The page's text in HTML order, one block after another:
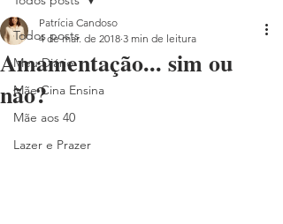
Todos posts
Meu Diário
Mãe Cina Ensina
Mãe aos 40
Lazer e Prazer
Amamentação... sim ou
não?
Patrícia Candoso
4 de mar. de 2018 3 min de leitura